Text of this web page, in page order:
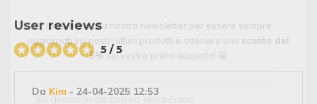
User reviews
5 / 5
Da Kim - 24-04-2025 12:53
Iscrivetevi alla nostra newsletter per essere sempre
aggiornati sui nostri ultimi prodotti e ottenere uno sconto del
5%sul vostro primo acquisto! 😀